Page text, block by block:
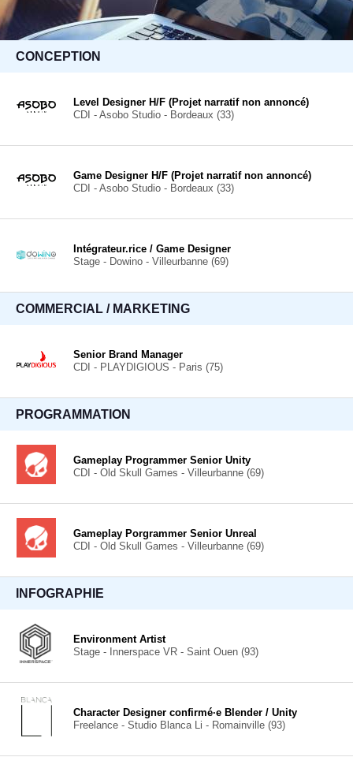
CONCEPTION
Level Designer H/F (Projet narratif non annoncé)
CDI - Asobo Studio - Bordeaux (33)
Game Designer H/F (Projet narratif non annoncé)
CDI - Asobo Studio - Bordeaux (33)
Intégrateur.rice / Game Designer
Stage - Dowino - Villeurbanne (69)
COMMERCIAL / MARKETING
Senior Brand Manager
CDI - PLAYDIGIOUS - Paris (75)
PROGRAMMATION
Gameplay Programmer Senior Unity
CDI - Old Skull Games - Villeurbanne (69)
Gameplay Porgrammer Senior Unreal
CDI - Old Skull Games - Villeurbanne (69)
INFOGRAPHIE
Environment Artist
Stage - Innerspace VR - Saint Ouen (93)
Character Designer confirmé·e Blender / Unity
Freelance - Studio Blanca Li - Romainville (93)